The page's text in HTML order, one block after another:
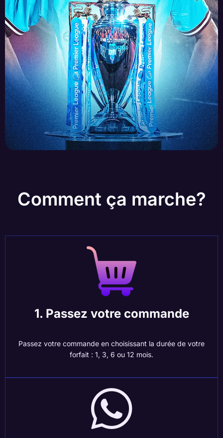
Comment ça marche?
1. Passez votre commande
Passez votre commande en choisissant la durée de votre
forfait : 1, 3, 6 ou 12 mois.